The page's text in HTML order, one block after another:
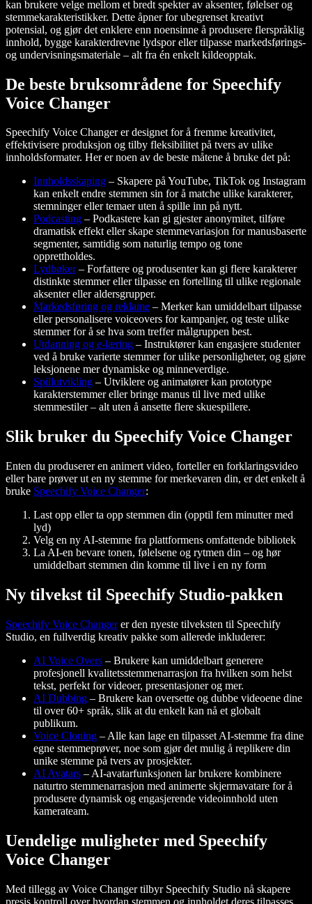
kan brukere velge mellom et bredt spekter av aksenter, følelser og
stemmekarakteristikker. Dette åpner for ubegrenset kreativt
potensial, og gjør det enklere enn noensinne å produsere flerspråklig
innhold, bygge karakterdrevne lydspor eller tilpasse markedsførings-
og undervisningsmateriale – alt fra én enkelt kildeopptak.
De beste bruksområdene for Speechify
Voice Changer
Speechify Voice Changer er designet for å fremme kreativitet,
effektivisere produksjon og tilby fleksibilitet på tvers av ulike
innholdsformater. Her er noen av de beste måtene å bruke det på:
Innholdsskaping – Skapere på YouTube, TikTok og Instagram
kan enkelt endre stemmen sin for å matche ulike karakterer,
stemninger eller temaer uten å spille inn på nytt.
Podcasting – Podkastere kan gi gjester anonymitet, tilføre
dramatisk effekt eller skape stemmevariasjon for manusbaserte
segmenter, samtidig som naturlig tempo og tone
opprettholdes.
Lydbøker– Forfattere og produsenter kan gi flere karakterer
distinkte stemmer eller tilpasse en fortelling til ulike regionale
aksenter eller aldersgrupper.
Markedsføring og reklame – Merker kan umiddelbart tilpasse
eller personalisere voiceovers for kampanjer, og teste ulike
stemmer for å se hva som treffer målgruppen best.
Utdanning og e-læring – Instruktører kan engasjere studenter
ved å bruke varierte stemmer for ulike personligheter, og gjøre
leksjonene mer dynamiske og minneverdige.
Spillutvikling – Utviklere og animatører kan prototype
karakterstemmer eller bringe manus til live med ulike
stemmestiler – alt uten å ansette flere skuespillere.
Slik bruker du Speechify Voice Changer
Enten du produserer en animert video, forteller en forklaringsvideo
eller bare prøver ut en ny stemme for merkevaren din, er det enkelt å
bruke Speechify Voice Changer:
Last opp eller ta opp stemmen din (opptil fem minutter med
lyd)
Velg en ny AI-stemme fra plattformens omfattende bibliotek
La AI-en bevare tonen, følelsene og rytmen din – og hør
umiddelbart stemmen din komme til live i en ny form
Ny tilvekst til Speechify Studio-pakken
Speechify Voice Changerer den nyeste tilveksten til Speechify
Studio, en fullverdig kreativ pakke som allerede inkluderer:
AI Voice Overs – Brukere kan umiddelbart generere
profesjonell kvalitetsstemmenarrasjon fra hvilken som helst
tekst, perfekt for videoer, presentasjoner og mer.
AI Dubbing – Brukere kan oversette og dubbe videoene dine
til over 60+ språk, slik at du enkelt kan nå et globalt
publikum.
Voice Cloning – Alle kan lage en tilpasset AI-stemme fra dine
egne stemmeprøver, noe som gjør det mulig å replikere din
unike stemme på tvers av prosjekter.
AI Avatars – AI-avatarfunksjonen lar brukere kombinere
naturtro stemmenarrasjon med animerte skjermavatare for å
produsere dynamisk og engasjerende videoinnhold uten
kamerateam.
Uendelige muligheter med Speechify
Voice Changer
Med tillegg av Voice Changer tilbyr Speechify Studio nå skapere
presis kontroll over hvordan stemmen og innholdet deres tilpasses,